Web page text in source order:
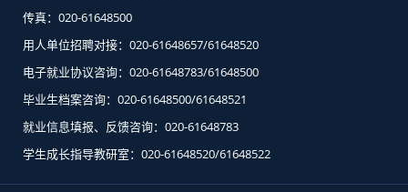
传真：020-61648500
用人单位招聘对接：020-61648657/61648520
电子就业协议咨询：020-61648783/61648500
毕业生档案咨询：020-61648500/61648521
就业信息填报、反馈咨询：020-61648783
学生成长指导教研室：020-61648520/61648522